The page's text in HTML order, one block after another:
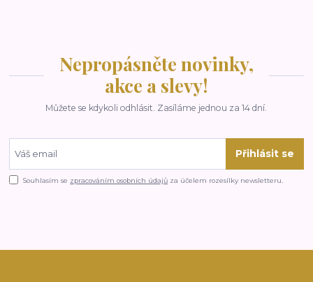
Nepropásněte novinky,
akce a slevy!
Můžete se kdykoli odhlásit. Zasíláme jednou za 14 dní.
Přihlásit se
Souhlasím se zpracováním osobních údajů za účelem rozesílky newsletteru.